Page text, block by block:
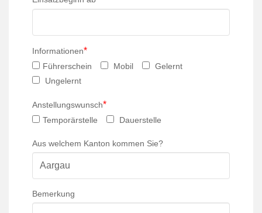
Informationen*
Führerschein Mobil
Gelernt
Ungelernt
Anstellungswunsch*
Temporärstelle Dauerstelle
Aus welchem Kanton kommen Sie?
Bemerkung